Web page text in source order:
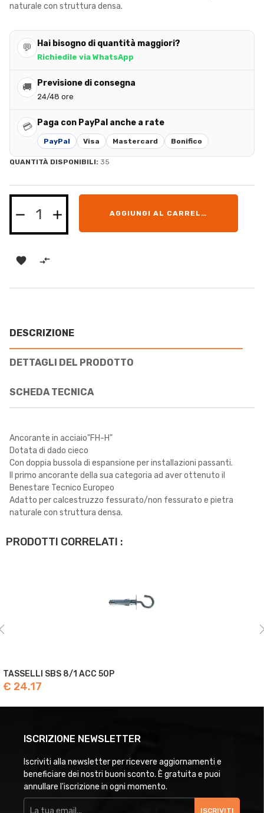
naturale con struttura densa.
💬 Hai bisogno di quantità maggiori?
Richiedile via WhatsApp
🚚 Previsione di consegna
24/48 ore
💳 Paga con PayPal anche a rate
PayPal Visa Mastercard Bonifico
QUANTITÀ DISPONIBILI: 35
AGGIUNGI AL CARRELLO
 
DESCRIZIONE
DETTAGLI DEL PRODOTTO
SCHEDA TECNICA
Ancorante in acciaio"FH-H"
Dotata di dado cieco
Con doppia bussola di espansione per installazioni passanti.
Il primo ancorante della sua categoria ad aver ottenuto il
Benestare Tecnico Europeo
Adatto per calcestruzzo fessurato/non fessurato e pietra
naturale con struttura densa.
PRODOTTI CORRELATI :
TASSELLI SBS 8/1 ACC 50P
€ 24.17
ISCRIZIONE NEWSLETTER
Iscriviti alla newsletter per ricevere aggiornamenti e
beneficiare dei nostri buoni sconto. È gratuita e puoi
annullare l'iscrizione in ogni momento.
ISCRIVITI